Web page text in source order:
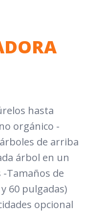
hasta
orgánico -
de arriba
árbol en un
Tamaños de
60 pulgadas)
opcional